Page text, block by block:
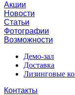
Акции
Новости
Статьи
Фотографии
Возможности
Демо-зал
Доставка
Лизинговые
Контакты